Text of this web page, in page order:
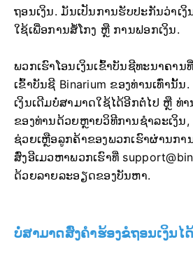
ຖອນເງິນ. ມັນເປັນການຮັບປະກັນວ່າເ
ໃຊ້ເພື່ອການສໍ້ໂກງ ຫຼື ການຟອກເງິນ.
ພວກເຮົາໂອນເງິນເຂົ້າບັນຊີທະນາຄານ
ເຂົ້າບັນຊີ Binarium ຂອງທ່ານເທົ່ານັ້
ເງິນເດີມບໍ່ສາມາດໃຊ້ໄດ້ອີກຕໍ່ໄປ ຫຼື ທ່າ
ຂອງທ່ານດ້ວຍຫຼາຍວິທີການຊໍາລະເງິນ
ຊ່ວຍເຫຼືອລູກຄ້າຂອງພວກເຮົາຜ່ານກ
ສົ່ງອີເມວຫາພວກເຮົາທີ່
ດ້ວຍລາຍລະອຽດຂອງບັນຫາ.
ບໍ່ສາມາດສົ່ງຄຳຮ້ອງຂໍຖອນເງິນໄດ້